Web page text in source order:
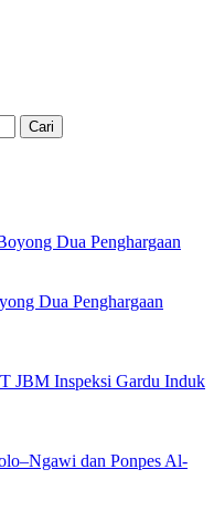
Dua Penghargaan
JBM Inspeksi Gardu Induk
dan Ponpes Al-